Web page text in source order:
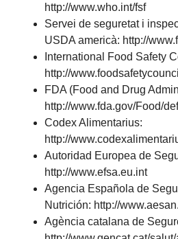
http://www.who.int/fsf
Servei de seguretat i
USDA americà: http://
International Food Safety
http://
FDA (Food and Drug
http://www.fda.gov/Food/
Codex Alimentarius:
http://
Autoridad Europea de
http://www.efsa.eu.int
Agencia Española de
Nutrición: http://
Agència catalana de